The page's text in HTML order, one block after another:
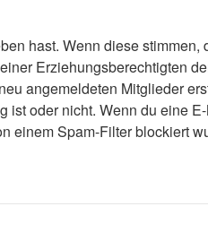
hast. Wenn diese
Erziehungsberechtigten
angemeldeten Mitglieder
oder nicht. Wenn du eine
Spam-Filter blockiert